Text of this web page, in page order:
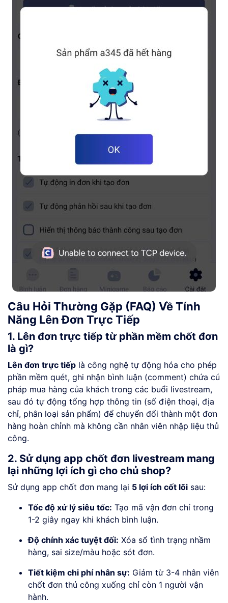
Câu Hỏi Thường Gặp (FAQ) Về Tính
Năng Lên Đơn Trực Tiếp
1. Lên đơn trực tiếp từ phần mềm chốt đơn
là gì?
Lên đơn trực tiếp là công nghệ tự động hóa cho phép
phần mềm quét, ghi nhận bình luận (comment) chứa cú
pháp mua hàng của khách trong các buổi livestream,
sau đó tự động tổng hợp thông tin (số điện thoại, địa
chỉ, phân loại sản phẩm) để chuyển đổi thành một đơn
hàng hoàn chỉnh mà không cần nhân viên nhập liệu thủ
công.
2. Sử dụng app chốt đơn livestream mang
lại những lợi ích gì cho chủ shop?
Sử dụng app chốt đơn mang lại 5 lợi ích cốt lõi sau:
Tốc độ xử lý siêu tốc: Tạo mã vận đơn chỉ trong
1-2 giây ngay khi khách bình luận.
Độ chính xác tuyệt đối: Xóa sổ tình trạng nhầm
hàng, sai size/màu hoặc sót đơn.
Tiết kiệm chi phí nhân sự: Giảm từ 3-4 nhân viên
chốt đơn thủ công xuống chỉ còn 1 người vận
hành.